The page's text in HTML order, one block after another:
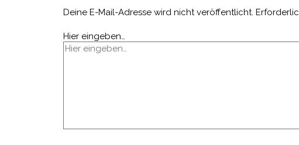
Deine E-Mail-Adresse wird nicht veröffentlicht.
Hier eingeben…